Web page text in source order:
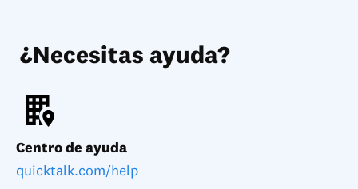
¿Necesitas ayuda?
Centro de ayuda
quicktalk.com/help